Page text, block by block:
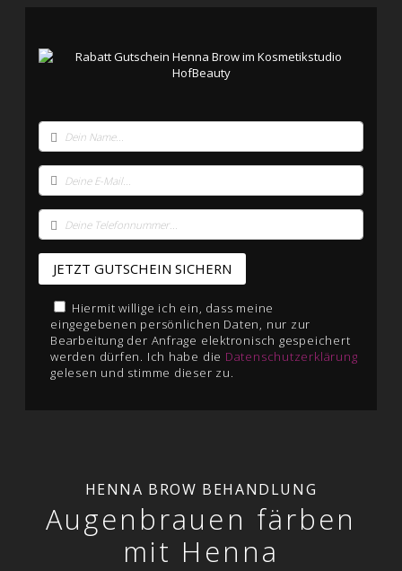
Hiermit willige ich ein, dass meine
eingegebenen persönlichen Daten, nur zur
Bearbeitung der Anfrage elektronisch gespeichert
werden dürfen. Ich habe die Datenschutzerklärung
gelesen und stimme dieser zu.
HENNA BROW BEHANDLUNG
Augenbrauen färben
mit Henna